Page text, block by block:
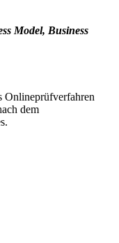
Model, Business
Onlineprüfverfahren
dem